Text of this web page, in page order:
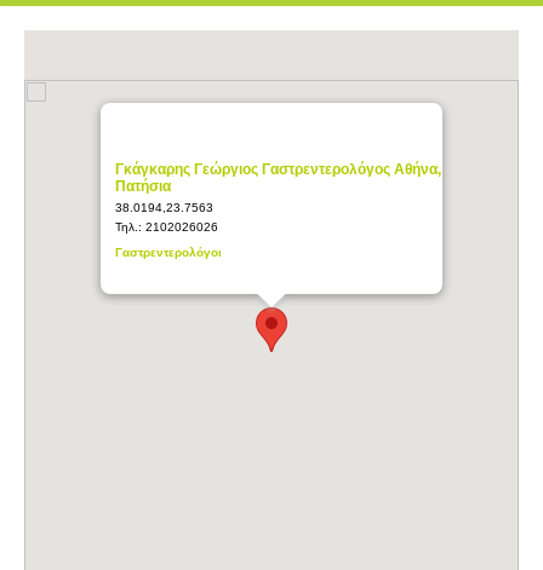
Γκάγκαρης Γεώργιος Γαστρεντερολόγος Αθήνα,
Πατήσια
38.0194,23.7563
Τηλ.: 2102026026
Γαστρεντερολόγοι